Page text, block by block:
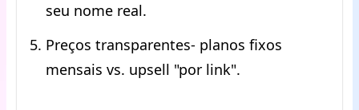
seu nome real.
Preços transparentes- planos fixos
mensais vs. upsell "por link".